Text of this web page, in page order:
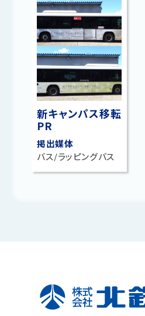
新キャンパス移転
PR
掲出媒体
バス/ラッピングバス